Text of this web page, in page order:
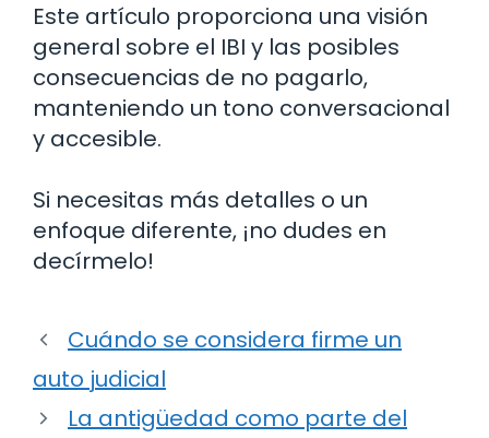
Este artículo proporciona una visión
general sobre el IBI y las posibles
consecuencias de no pagarlo,
manteniendo un tono conversacional
y accesible.
Si necesitas más detalles o un
enfoque diferente, ¡no dudes en
decírmelo!
Cuándo se considera firme un
auto judicial
La antigüedad como parte del